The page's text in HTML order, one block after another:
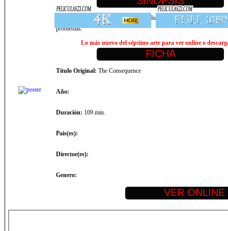
Historia sobre un granjero de Haití que lucha por encajar en la cultura
problemas.
Lo más nuevo del séptimo arte para ver online o
Título Original: The Consequence
Año:
Duración: 109 min.
Pais(es):
Director(es):
Genero: